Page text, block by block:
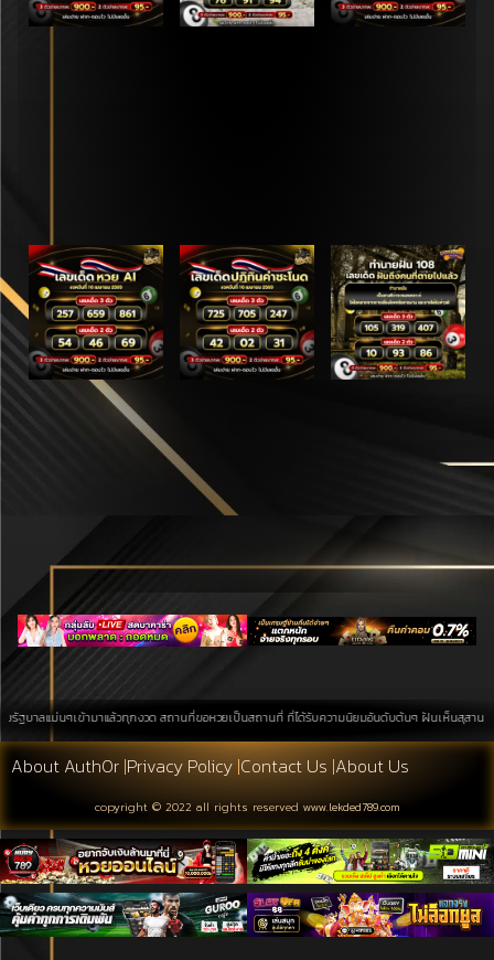
ลแม่นๆเข้ามาแล้วทุกงวด สถานที่ขอหวยเป็นสถานที่ ที่ได้รับความนิยมอันดับต้นๆ ฝันเห็นสุสาน ก
About Auth0r |Privacy Policy|Contact Us |About Us
copyright © 2022 all rights reserved www.lekded789.com